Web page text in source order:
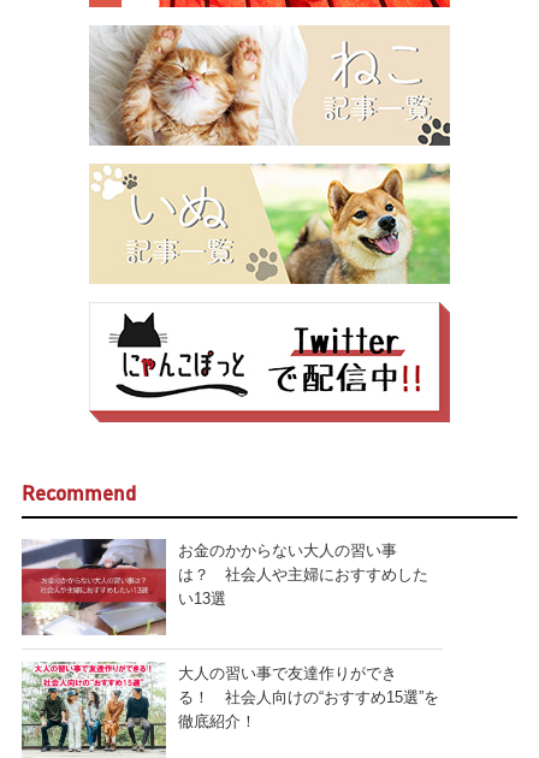
Recommend
お金のかからない大人の習い事
は？ 社会人や主婦におすすめした
い13選
大人の習い事で友達作りができ
る！ 社会人向けの“おすすめ15選”を
徹底紹介！